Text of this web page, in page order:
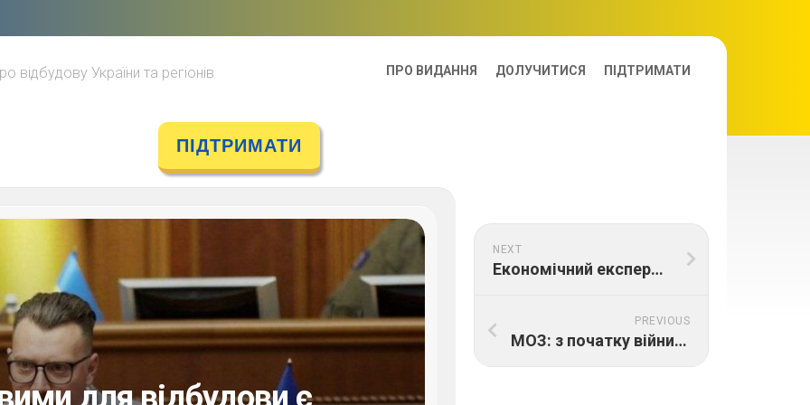
відбудову України та регіонів ПРО ВИДАННЯ ДОЛУЧИТИСЯ ПІДТРИМАТИ
ПІДТРИМАТИ
NEXT
Економічний експерт Михайло Крапивко: «Війна змінила ставлення українців до грошей»
PREVIOUS
МОЗ: з початку війни в Україні відновити 85 медзакладів, ще понад 200 – відновлені частково